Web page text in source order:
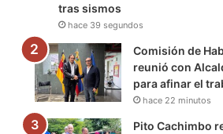
tras sismos
hace 39 segundos
Comisión de
reunió con
para afinar el
hace 22 minutos
Pito Cachimbo